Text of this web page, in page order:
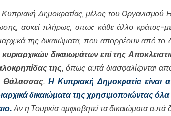
Δημοκρατίας, μέλος του
ασκεί πλήρως, όπως κάθε άλλο κράτος-
της δικαιώματα, που απορρέουν από το
κυριαρχικών δικαιωμάτων επί της
της, όπως αυτά διασφαλίζονται
Θάλασσας. Η Κυπριακή Δημοκρατία είναι
δικαιώματα της χρησιμοποιώντας
Αν η Τουρκία αμφισβητεί τα δικαιώματα αυτά